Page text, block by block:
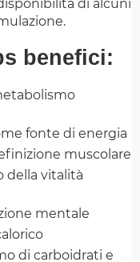
di alcuni
benefici:
fonte di energia
muscolare
della vitalità
mentale
di carboidrati e